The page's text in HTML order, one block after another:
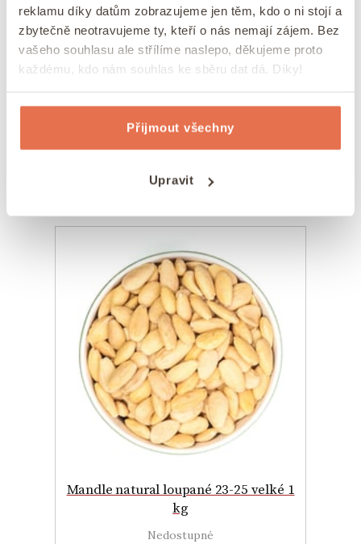
reklamu díky datům zobrazujeme jen těm, kdo o ni stojí a
zbytečně neotravujeme ty, kteří o nás nemají zájem. Bez
vašeho souhlasu ale střílíme naslepo, děkujeme proto
každému, kdo nám souhlas ke sběru dat dá. Díky!
Přijmout všechny
Upravit
svačinkou během celého dne a snad všichni
milují lískooříškový krém! Loupaná lísková
jádra se skvěle hodí na pečení a do mnoha
moučníků. Výtečné jsou v kombinaci s
Zkoušeli jste také z lískáčů vyrobit domácí
lískooříškové mléko? Je naprosto božské!
Mandle natural loupané 23-25 velké 1
kg
Nedostupné